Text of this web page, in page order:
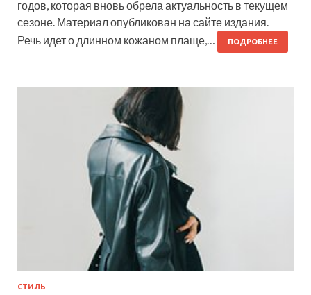
годов, которая вновь обрела актуальность в текущем
сезоне. Материал опубликован на сайте издания.
Речь идет о длинном кожаном плаще,…
ПОДРОБНЕЕ
СТИЛЬ